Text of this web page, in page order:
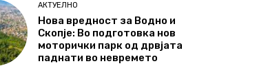
АКТУЕЛНО
Нова вредност за Водно и
Скопје: Во подготовка нов
моторички парк од дрвјата
паднати во невремето